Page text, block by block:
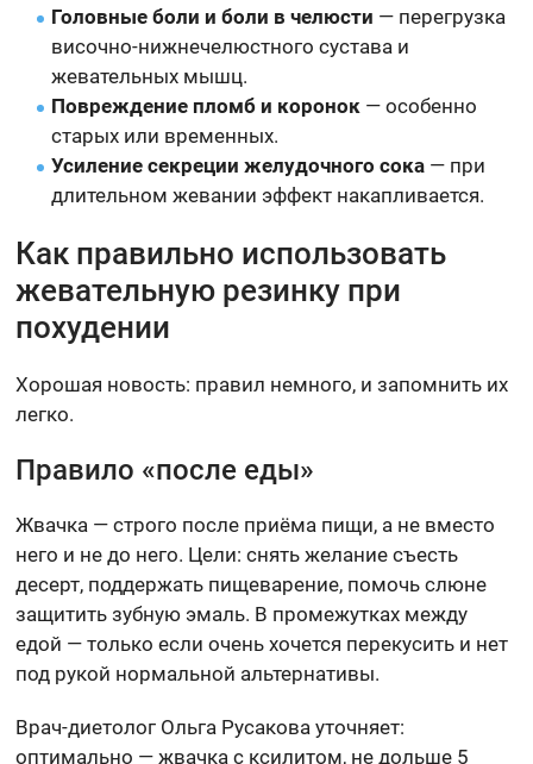
Головные боли и боли в челюсти — перегрузка
височно-нижнечелюстного сустава и
жевательных мышц.
Повреждение пломб и коронок — особенно
старых или временных.
Усиление секреции желудочного сока — при
длительном жевании эффект накапливается.
Как правильно использовать
жевательную резинку при
похудении
Хорошая новость: правил немного, и запомнить их
легко.
Правило «после еды»
Жвачка — строго после приёма пищи, а не вместо
него и не до него. Цели: снять желание съесть
десерт, поддержать пищеварение, помочь слюне
защитить зубную эмаль. В промежутках между
едой — только если очень хочется перекусить и нет
под рукой нормальной альтернативы.
Врач-диетолог Ольга Русакова уточняет:
оптимально — жвачка с ксилитом, не дольше 5